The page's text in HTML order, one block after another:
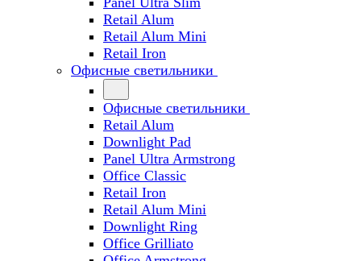
Retail Alum
Retail Alum Mini
Retail Iron
Офисные светильники
Офисные светильники
Retail Alum
Downlight Pad
Panel Ultra Armstrong
Office Classic
Retail Iron
Retail Alum Mini
Downlight Ring
Office Grilliato